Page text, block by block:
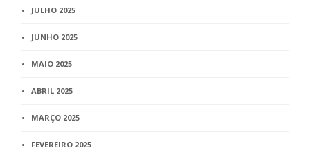
JULHO 2025
JUNHO 2025
MAIO 2025
ABRIL 2025
MARÇO 2025
FEVEREIRO 2025